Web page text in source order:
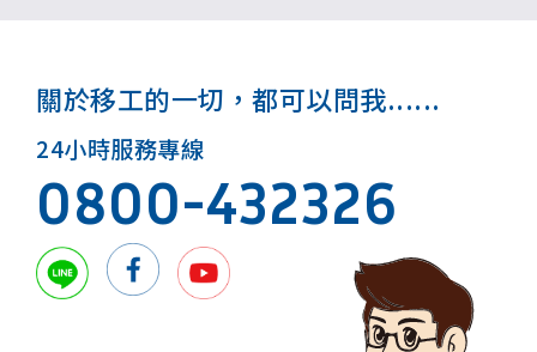
關於移工的一切，都可以問我......
24小時服務專線
0800-432326